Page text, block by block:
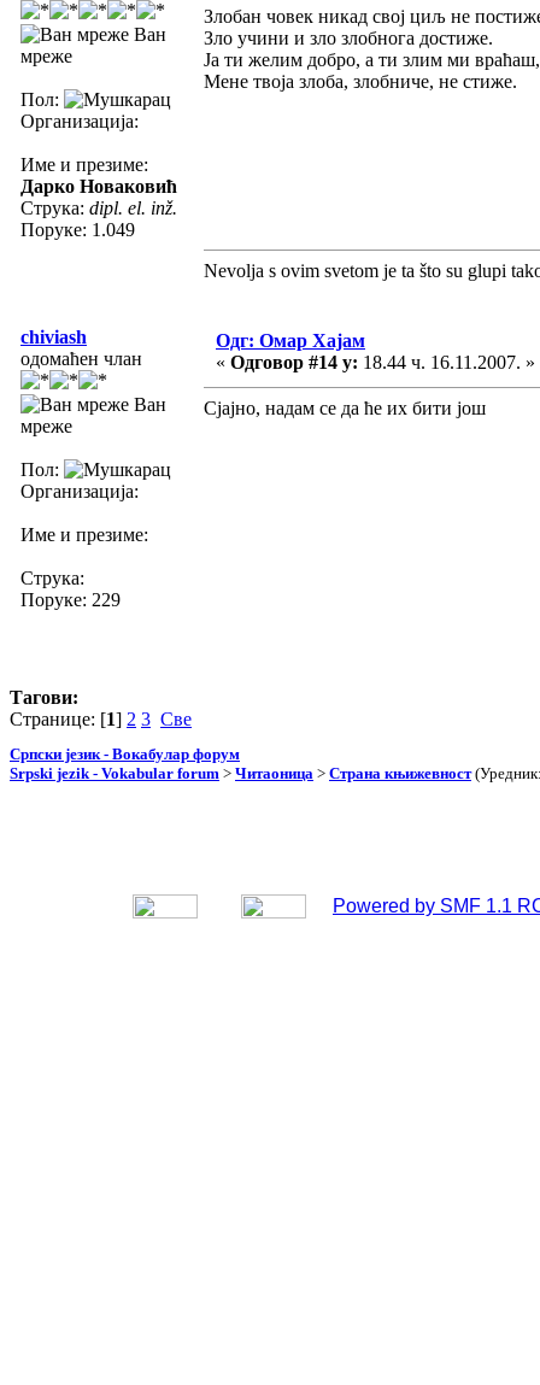
Ван
мреже
Пол:
Организација:
Име и презиме:
Дарко Новаковић
Струка: dipl. el. inž.
Поруке: 1.049
Злобан човек никад свој циљ не
Зло учини и зло злобнога достиже.
Ја ти желим добро, а ти злим ми враћаш,
Мене твоја злоба, злобниче, не стиже.
Nevolja s ovim svetom je ta što su glupi
chiviash
одомаћен члан
Ван
мреже
Пол:
Организација:
Име и презиме:
Струка:
Поруке: 229
Одг: Омар Хајам
« Одговор #14 у: 18.44 ч. 16.11.2007. »
Сјајно, надам се да ће их бити још
Тагови:
Странице: [1] 2 3 Све
Српски језик - Вокабулар форум
Srpski jezik - Vokabular forum > Читаоница > Страна књижевност
Powered by SMF 1.1